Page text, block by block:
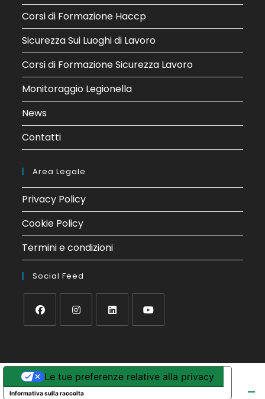
Corsi di Formazione Haccp
Sicurezza Sui Luoghi di Lavoro
Corsi di Formazione Sicurezza Lavoro
Monitoraggio Legionella
News
Contatti
Area Legale
Privacy Policy
Cookie Policy
Termini e condizioni
Social Feed
Informativa sulla raccolta
Le tue preferenze relative alla privacy